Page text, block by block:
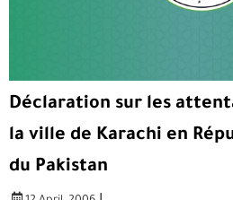
Déclaration sur les
la ville de Karachi en
du Pakistan